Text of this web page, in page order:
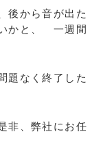
後から音が出た
かと、 一週間
題なく終了した
非、弊社にお任